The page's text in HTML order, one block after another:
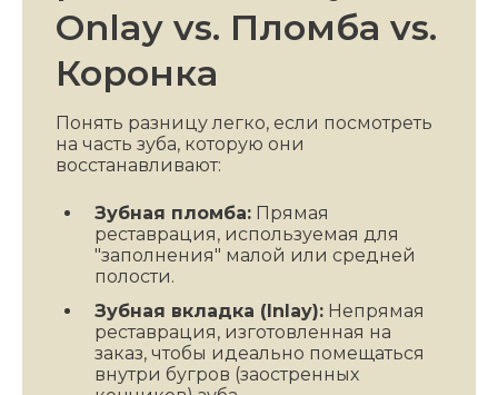
Onlay vs. Пломба vs.
Коронка
Понять разницу легко, если посмотреть
на часть зуба, которую они
восстанавливают:
Зубная пломба: Прямая
реставрация, используемая для
"заполнения" малой или средней
полости.
Зубная вкладка (Inlay): Непрямая
реставрация, изготовленная на
заказ, чтобы идеально помещаться
внутри бугров (заостренных